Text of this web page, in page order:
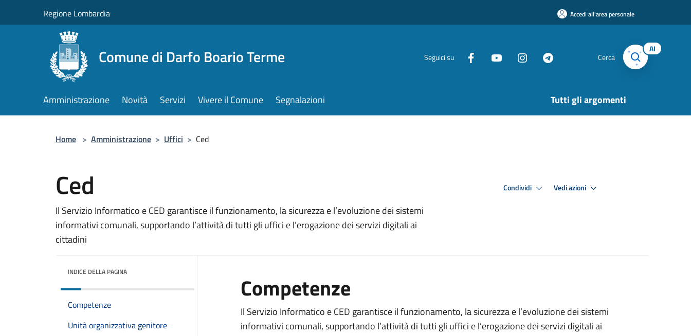
Regione Lombardia Accedi all'area personale
Comune di Darfo Boario Terme Seguici su Cerca
AI
Amministrazione Novità Servizi Vivere il Comune Segnalazioni Tutti gli argomenti
Home > Amministrazione > Uffici > Ced
Ced
Il Servizio Informatico e CED garantisce il funzionamento, la sicurezza e l’evoluzione dei sistemi
informativi comunali, supportando l’attività di tutti gli uffici e l’erogazione dei servizi digitali ai
cittadini
Condividi Vedi azioni
INDICE DELLA PAGINA
Competenze
Unità organizzativa genitore
Competenze
Il Servizio Informatico e CED garantisce il funzionamento, la sicurezza e l’evoluzione dei sistemi
informativi comunali, supportando l’attività di tutti gli uffici e l’erogazione dei servizi digitali ai